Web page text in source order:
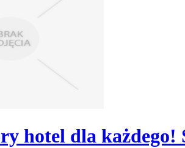
hotel dla każdego!